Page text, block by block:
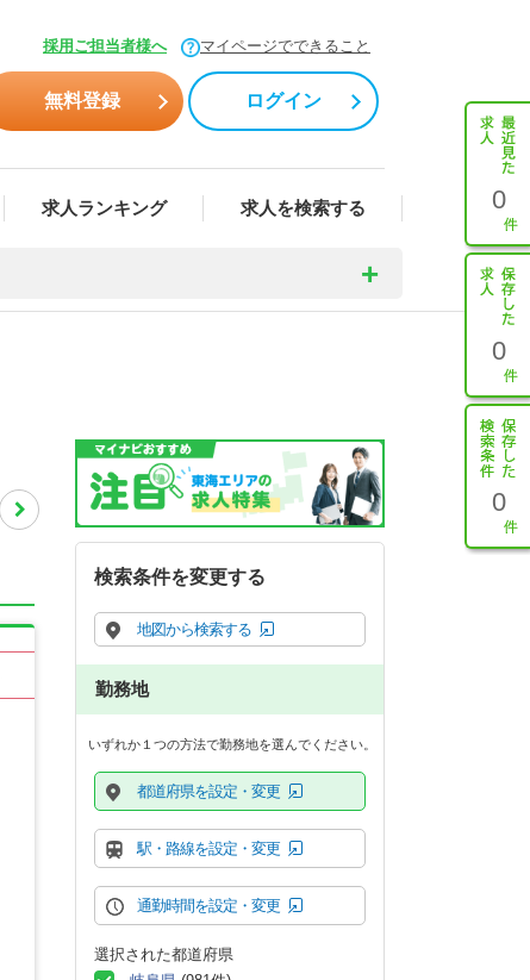
採用ご担当者様へ マイページでできること
無料登録 ログイン
求人ランキング 求人を検索する 0
0
0
検索条件を変更する
地図から検索する
勤務地
いずれか１つの方法で勤務地を選んでください。
都道府県を設定・変更
駅・路線を設定・変更
通勤時間を設定・変更
選択された都道府県